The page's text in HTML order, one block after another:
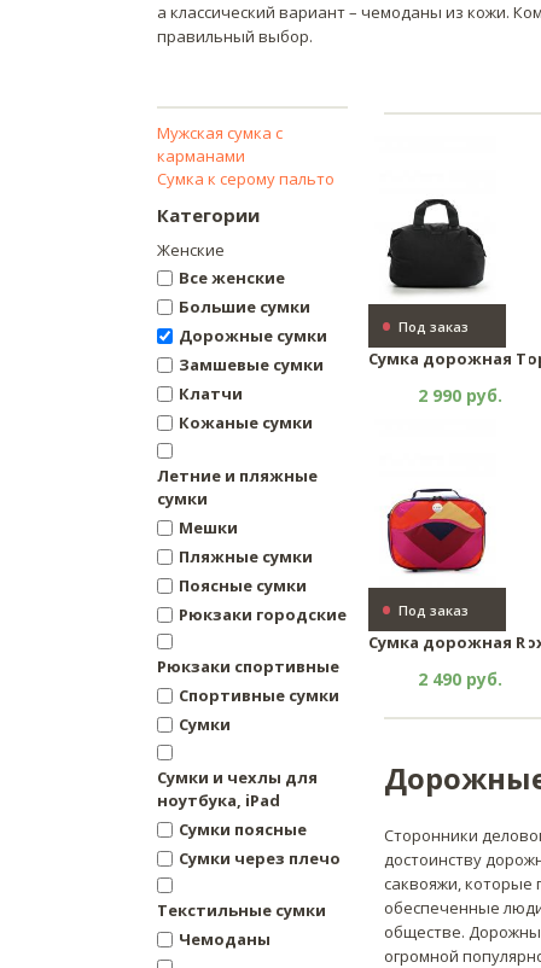
а классический вариант – чемоданы из кожи.
правильный выбор.
Мужская сумка с
карманами
Сумка к серому пальто
Категории
Женские
Все женские
Большие сумки
Дорожные сумки
Замшевые сумки
Клатчи
Кожаные сумки
Летние и пляжные
сумки
Мешки
Пляжные сумки
Поясные сумки
Рюкзаки городские
Рюкзаки спортивные
Спортивные сумки
Сумки
Сумки и чехлы для
ноутбука, iPad
Сумки поясные
Сумки через плечо
Текстильные сумки
Чемоданы
• Под заказ
Сумка дорожная
2 990 руб.
• Под заказ
Сумка дорожная
2 490 руб.
Сторонники
достоинству
саквояжи, которые
обеспеченные
обществе.
огромной